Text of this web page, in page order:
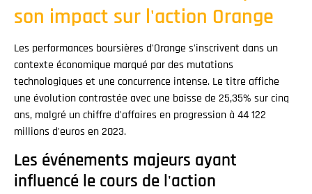
son impact sur l'action Orange
Les performances boursières d'Orange s'inscrivent dans un
contexte économique marqué par des mutations
technologiques et une concurrence intense. Le titre affiche
une évolution contrastée avec une baisse de 25,35% sur cinq
ans, malgré un chiffre d'affaires en progression à 44 122
millions d'euros en 2023.
Les événements majeurs ayant
influencé le cours de l'action